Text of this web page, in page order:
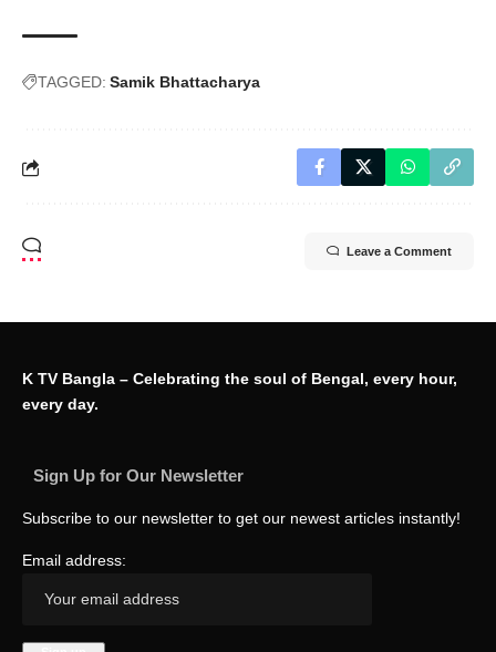
TAGGED: Samik Bhattacharya
Leave a Comment
K TV Bangla – Celebrating the soul of Bengal, every hour,
every day.
Sign Up for Our Newsletter
Subscribe to our newsletter to get our newest articles instantly!
Email address: